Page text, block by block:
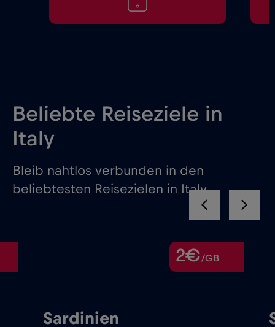
Beliebte Reiseziele in
Italy
Bleib nahtlos verbunden in den
beliebtesten Reisezielen in Italy
2€/GB
Sardinien